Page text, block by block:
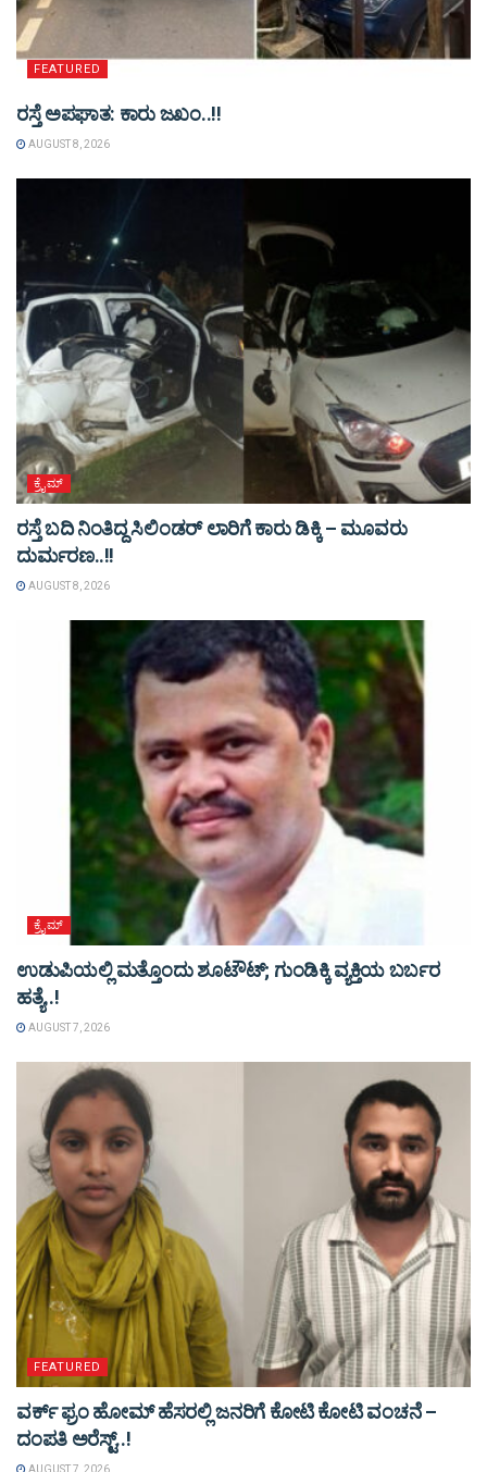
FEATURED
ರಸ್ತೆ ಅಪಘಾತ: ಕಾರು ಜಖಂ..!!
AUGUST 8, 2026
ಕ್ರೈಮ್
ರಸ್ತೆ ಬದಿ ನಿಂತಿದ್ದ ಸಿಲಿಂಡರ್ ಲಾರಿಗೆ ಕಾರು ಡಿಕ್ಕಿ – ಮೂವರು
ದುರ್ಮರಣ..!!
AUGUST 8, 2026
ಕ್ರೈಮ್
ಉಡುಪಿಯಲ್ಲಿ ಮತ್ತೊಂದು ಶೂಟೌಟ್‌; ಗುಂಡಿಕ್ಕಿ ವ್ಯಕ್ತಿಯ ಬರ್ಬರ
ಹತ್ಯೆ..!
AUGUST 7, 2026
FEATURED
ವರ್ಕ್ ಫ್ರಂ ಹೋಮ್ ಹೆಸರಲ್ಲಿ ಜನರಿಗೆ ಕೋಟಿ ಕೋಟಿ ವಂಚನೆ –
ದಂಪತಿ ಅರೆಸ್ಟ್..!
AUGUST 7, 2026